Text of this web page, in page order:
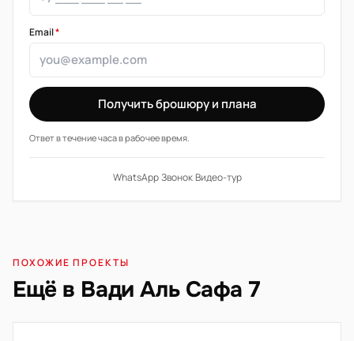
Email*
Получить брошюру и плана
Ответ в течение часа в рабочее время.
WhatsApp·Звонок·Видео-тур
ПОХОЖИЕ ПРОЕКТЫ
Ещё в Вади Аль Сафа 7